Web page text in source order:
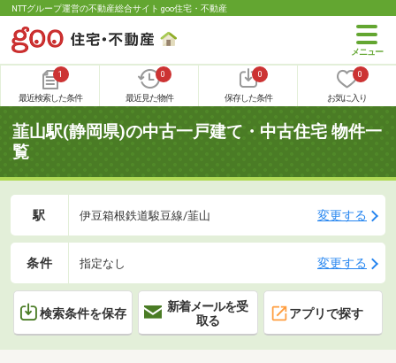
NTTグループ運営の不動産総合サイト goo住宅・不動産
1
最近検索した条件
0
最近見た物件
0
保存した条件
0
お気に入り
韮山駅(静岡県)の中古一戸建て・中古住宅 物件一
覧
駅 伊豆箱根鉄道駿豆線/韮山 変更する
条件 指定なし 変更する
検索条件を保存
新着メールを受
取る
アプリで探す